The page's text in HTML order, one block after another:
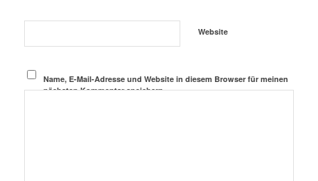
Website
Name, E-Mail-Adresse und Website in diesem Browser für meinen
nächsten Kommentar speichern.